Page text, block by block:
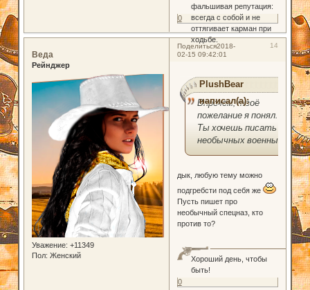
фальшивая репутация:
всегда с собой и не
оттягивает карман при
ходьбе.
0
Поделиться 14
2018-
02-15 09:42:01
Веда
Рейнджер
Уважение: +11349
Пол: Женский
PlushBear
написал(а):
Впрочем, твоё
пожелание я понял.
Ты хочешь писать о
необычных военных.
дык, любую тему можно
подгребсти под себя же
Пусть пишет про
необычный спецназ, кто
против то?
Хороший день, чтобы
быть!
0